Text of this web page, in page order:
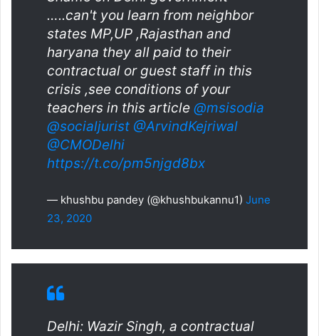
…..can't you learn from neighbor
states MP,UP ,Rajasthan and
haryana they all paid to their
contractual or guest staff in this
crisis ,see conditions of your
teachers in this article @msisodia
@socialjurist @ArvindKejriwal
@CMODelhi
https://t.co/pm5njgd8bx
— khushbu pandey (@khushbukannu1) June
23, 2020
Delhi: Wazir Singh, a contractual